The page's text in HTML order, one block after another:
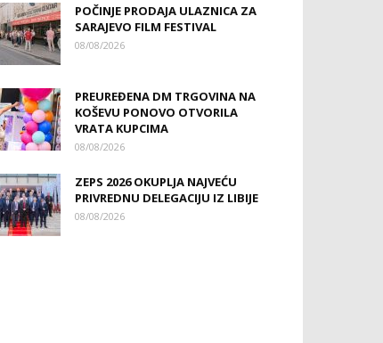
POČINJE PRODAJA ULAZNICA ZA
SARAJEVO FILM FESTIVAL
08/08/2026
PREUREĐENA DM TRGOVINA NA
KOŠEVU PONOVO OTVORILA
VRATA KUPCIMA
08/08/2026
ZEPS 2026 OKUPLJA NAJVEĆU
PRIVREDNU DELEGACIJU IZ LIBIJE
08/08/2026